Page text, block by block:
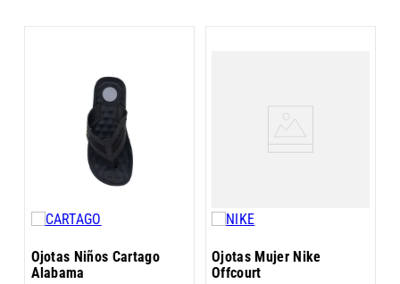
Ojotas Niños Cartago
Alabama
Ojotas Mujer Nike
Offcourt